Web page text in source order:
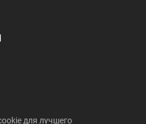
для лучшего